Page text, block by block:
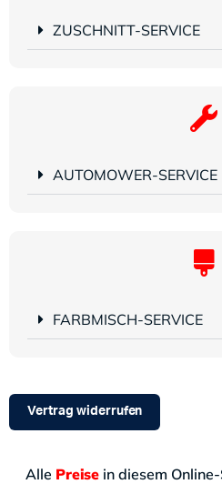
ZUSCHNITT-SERVICE
AUTOMOWER-SERVICE
FARBMISCH-SERVICE
Vertrag widerrufen
Alle Preise in diesem